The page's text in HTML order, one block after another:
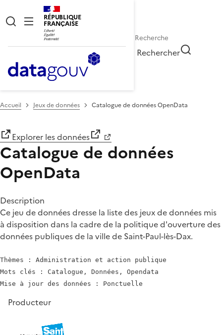
RÉPUBLIQUE
FRANÇAISE
Rechercher
Accueil Jeux de données Catalogue de données OpenData
Explorer les données
Catalogue de données
OpenData
Description
Ce jeu de données dresse la liste des jeux de données mis
à disposition dans la cadre de la politique d'ouverture des
données publiques de la ville de Saint-Paul-lès-Dax.
Thèmes : Administration et action publique
Mots clés : Catalogue, Données, Opendata
Producteur